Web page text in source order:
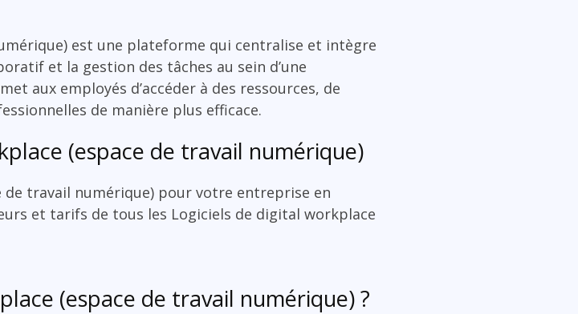
est une plateforme qui centralise et intègre
et la gestion des tâches au sein d’une
aux employés d’accéder à des ressources, de
de manière plus efficace.
(espace de travail numérique)
travail numérique) pour votre entreprise en
et tarifs de tous les Logiciels de digital workplace
(espace de travail numérique) ?